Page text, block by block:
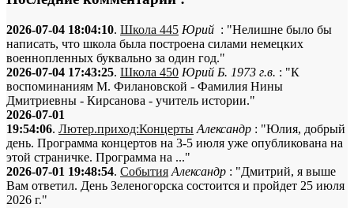
2026-07-04 18:04:10. Школа 445 Юрий : "Нелишне было бы
написать, что школа была построена силами немецких
военнопленных буквально за один год."
2026-07-04 17:43:25. Школа 450 Юрий Б. 1973 г.в. : "К
воспоминаниям М. Филановской - Фамилия Нины
Дмитриевны - Кирсанова - учитель истории."
2026-07-01
19:54:06. Лютер.приход:Концерты Александр : "Юлия, добрый
день. Программа концертов на 3-5 июля уже опубликована на
этой страничке. Программа на ..."
2026-07-01 19:48:54. События Александр : "Дмитрий, я выше
Вам ответил. День Зеленогорска состоится и пройдет 25 июля
2026 г."